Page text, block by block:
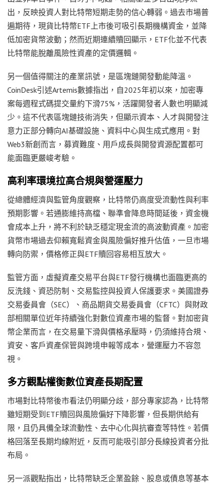
出，反映投資人對比特幣短期走勢的信心轉弱。過去市場普
遍期待，現貨比特幣ETF上市後可吸引長期機構資金，並降
低加密貨幣波動；然而近期連續贖回顯示，ETF化並不代表
比特幣能脫離風險性資產的定價邏輯。
另一個值得關注的產業訊號，是區塊鏈開發動能降溫。
CoinDesk引述Artemis數據指出，自2025年初以來，加密專
案每週程式碼提交量約下滑75%，活躍開發者人數也明顯減
少。這不代表區塊鏈技術消失，但顯示資本、人才與開發注
意力正部分轉向AI基礎設施、資料中心與生成式應用。對
Web3新創而言，募資難度、用戶成長與開發資源配置都可
能面臨更嚴峻考驗。
高利率環境拉高合規與營運壓力
從總體經濟與監管角度觀察，比特幣仍高度受流動性與利率
預期影響。若通膨維持高檔、聯準會降息時間延後，資金機
會成本上升，將不利於缺乏穩定現金流的高波動資產。加密
貨幣市場過去仰賴寬鬆資金與風險偏好推升估值，一旦市場
轉向防禦，價格修正與ETF贖回容易相互放大。
監管方面，虛擬資產交易平台與ETF發行機構也面臨更高的
反洗錢、資恐防制、交易監控與投資人保護要求。美國證券
交易委員會（SEC）、商品期貨交易委員會（CFTC）與財政
部相關單位近年持續強化對數位資產市場的監督。對加密貨
幣企業而言，在交易量下滑與價格承壓時，仍須維持合規、
資安、客戶資產保管與跨境申報等成本，營運壓力不容忽
視。
多方觀點權衡數位資產長期配置
市場對比特幣後市看法仍明顯分歧，部分專家認為，比特幣
雖短期受到ETF贖回與風險偏好下降影響，但長期供給有
限，且仍具備全球流動性、去中心化與抗審查等特性。若價
格回落至長期均線附近，反而可能吸引部分長線投資者分批
布局。
另一派觀點指出，比特幣缺乏企業盈餘、股息或債息等基本